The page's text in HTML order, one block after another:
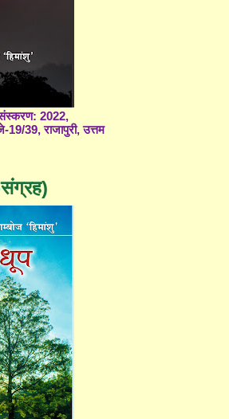
2022,
39, राजापुरी, उत्तम
संग्रह)